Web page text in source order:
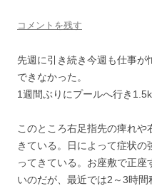
コメントを残す
先週に引き続き今週も仕事
できなかった。
1週間ぶりにプールへ行き
このところ右足指先の痺れや
きている。日によって症状
ってきている。お座敷で正
いのだが、最近では2～3時間